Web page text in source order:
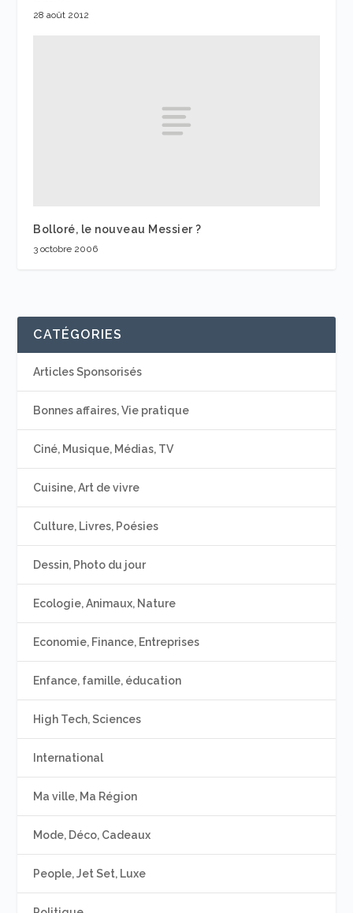
28 août 2012
Bolloré, le nouveau Messier ?
3 octobre 2006
CATÉGORIES
Articles Sponsorisés
Bonnes affaires, Vie pratique
Ciné, Musique, Médias, TV
Cuisine, Art de vivre
Culture, Livres, Poésies
Dessin, Photo du jour
Ecologie, Animaux, Nature
Economie, Finance, Entreprises
Enfance, famille, éducation
High Tech, Sciences
International
Ma ville, Ma Région
Mode, Déco, Cadeaux
People, Jet Set, Luxe